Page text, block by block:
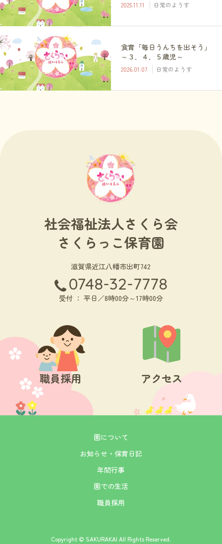
2025.11.11 日常のようす
食育「毎日うんちを出そう」
～３．４．５歳児～
2026.01.07 日常のようす
社会福祉法人さくら会
さくらっこ保育園
滋賀県近江八幡市出町742
0748-32-7778
受付 ： 平日／8時00分～17時00分
職員採用 アクセス
園について
お知らせ・保育日記
年間行事
園での生活
職員採用
Copyright © SAKURAKAI All Rights Reserved.